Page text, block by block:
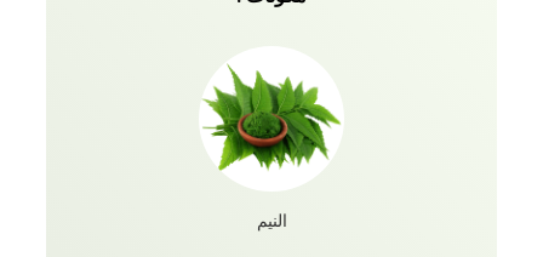
الاستجابة المناعية لصحة الفم بشكل عام. إنه خالي من
النيم مع فرشاة أسنان كمجاملة.
النيم